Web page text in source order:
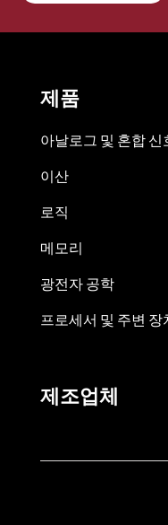
제품
아날로그 및 혼합 신
이산
로직
메모리
광전자 공학
프로세서 및 주변 장
제조업체